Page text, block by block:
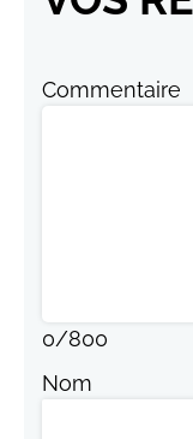
Commentaire
0/800
Nom